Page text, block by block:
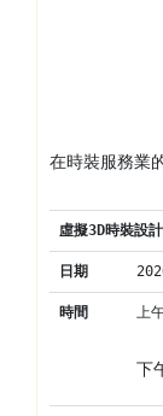
在時裝服務業
虛擬3D時裝設
日期
時間 上
下